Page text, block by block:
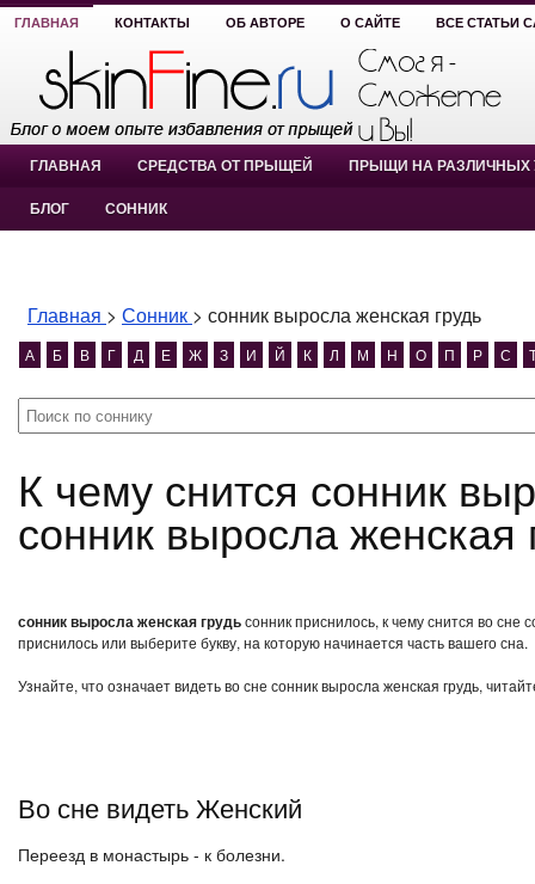
ГЛАВНАЯ КОНТАКТЫ ОБ АВТОРЕ О САЙТЕ ВСЕ СТАТЬИ
ГЛАВНАЯ СРЕДСТВА ОТ ПРЫЩЕЙ ПРЫЩИ НА РАЗЛИЧНЫХ
БЛОГ СОННИК
Главная > Сонник > сонник выросла женская грудь
А Б В Г Д Е Ж З И Й К Л М Н О П Р С
К чему снится сонник выросла женская грудь?
сонник выросла женская
сонник выросла женская грудьсонник приснилось, к чему снится во сне
приснилось или выберите букву, на которую начинается часть вашего сна.
Узнайте, что означает видеть во сне сонник выросла женская грудь,
Во сне видеть Женский
Переезд в монастырь - к болезни.